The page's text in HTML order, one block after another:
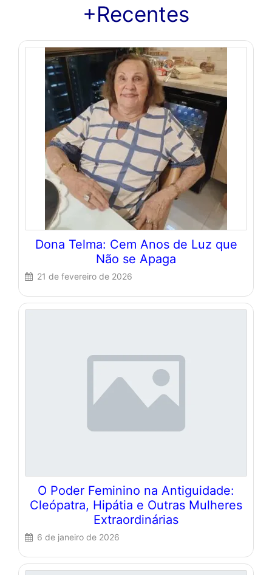
+Recentes
Dona Telma: Cem Anos de Luz que
Não se Apaga
21 de fevereiro de 2026
O Poder Feminino na Antiguidade:
Cleópatra, Hipátia e Outras Mulheres
Extraordinárias
6 de janeiro de 2026